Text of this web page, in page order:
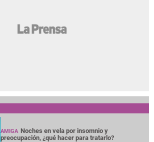
AMIGA Noches en vela por insomnio y
preocupación, ¿qué hacer para tratarlo?